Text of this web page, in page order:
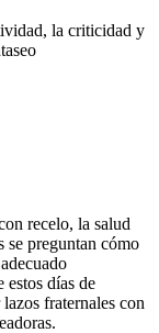
la criticidad y
recelo, la salud
se preguntan cómo
estos días de
fraternales con